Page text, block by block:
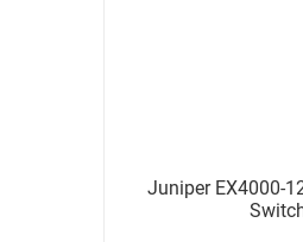
Juniper EX4000-